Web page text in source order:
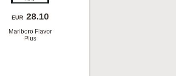
EUR 28.10
Marlboro Flavor
Plu